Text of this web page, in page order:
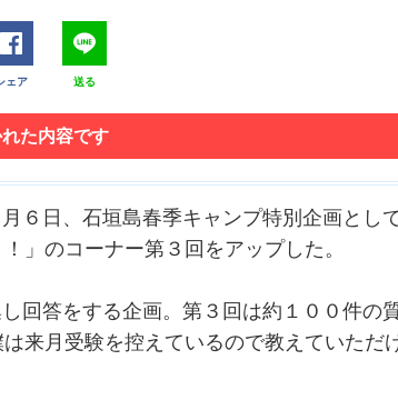
ェア 送る
た内容です
６日、石垣島春季キャンプ特別企画とし
」のコーナー第３回をアップした。
回答をする企画。第３回は約１００件の
来月受験を控えているので教えていただ